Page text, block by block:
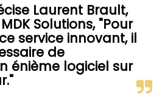
Laurent Brault,
Solutions, "Pour
service innovant, il
de
énième logiciel sur